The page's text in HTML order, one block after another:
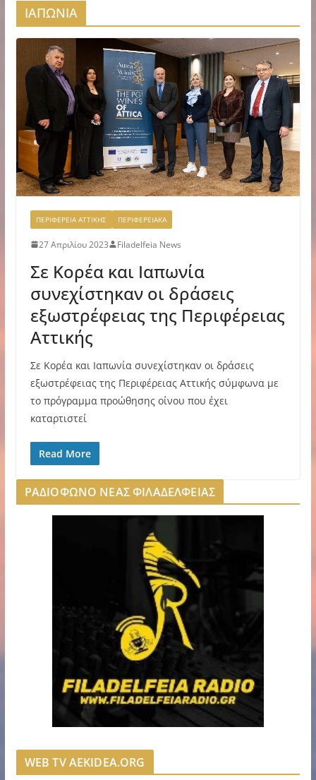
ΙΑΠΩΝΙΑ
ΠΕΡΙΦΕΡΕΙΑ ΑΤΤΙΚΗΣ ΠΕΡΙΦΕΡΕΙΑΚΑ
27 Απριλίου 2023 Filadelfeia News
Σε Κορέα και Ιαπωνία
συνεχίστηκαν οι δράσεις
εξωστρέφειας της Περιφέρειας
Αττικής
Σε Κορέα και Ιαπωνία συνεχίστηκαν οι δράσεις
εξωστρέφειας της Περιφέρειας Αττικής σύμφωνα με
το πρόγραμμα προώθησης οίνου που έχει
καταρτιστεί
Read More
ΡΑΔΙΟΦΩΝΟ ΝΕΑΣ ΦΙΛΑΔΕΛΦΕΙΑΣ
WEB TV AEKIDEA.ORG